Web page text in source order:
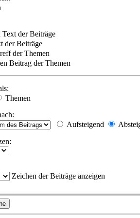
der Beiträge
der Beiträge
der Themen
Beitrag der Themen
Themen
Aufsteigend
Zeichen der Beiträge anzeigen